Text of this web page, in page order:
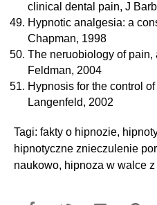
clinical dental pain, J
Hypnotic analgesia: a
Chapman, 1998
The neruobiology of pain,
Feldman, 2004
Hypnosis for the control
Langenfeld, 2002
Tagi: fakty o hipnozie,
hipnotyczne znieczulenie
naukowo, hipnoza w walce